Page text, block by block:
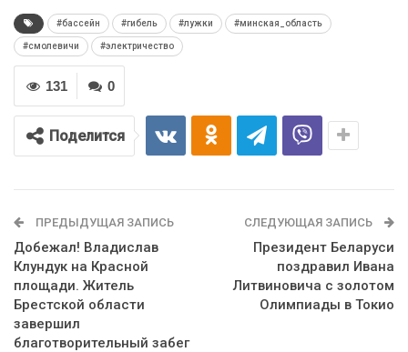
#бассейн #гибель #лужки #минская_область
#смолевичи #электричество
0
131
Поделится
ПРЕДЫДУЩАЯ ЗАПИСЬ
Добежал! Владислав
Клундук на Красной
площади. Житель
Брестской области
завершил
благотворительный забег
СЛЕДУЮЩАЯ ЗАПИСЬ
Президент Беларуси
поздравил Ивана
Литвиновича с золотом
Олимпиады в Токио